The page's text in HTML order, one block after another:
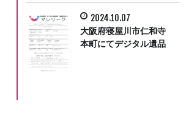
2024.10.07
大阪府寝屋川市仁和寺
本町にてデジタル遺品